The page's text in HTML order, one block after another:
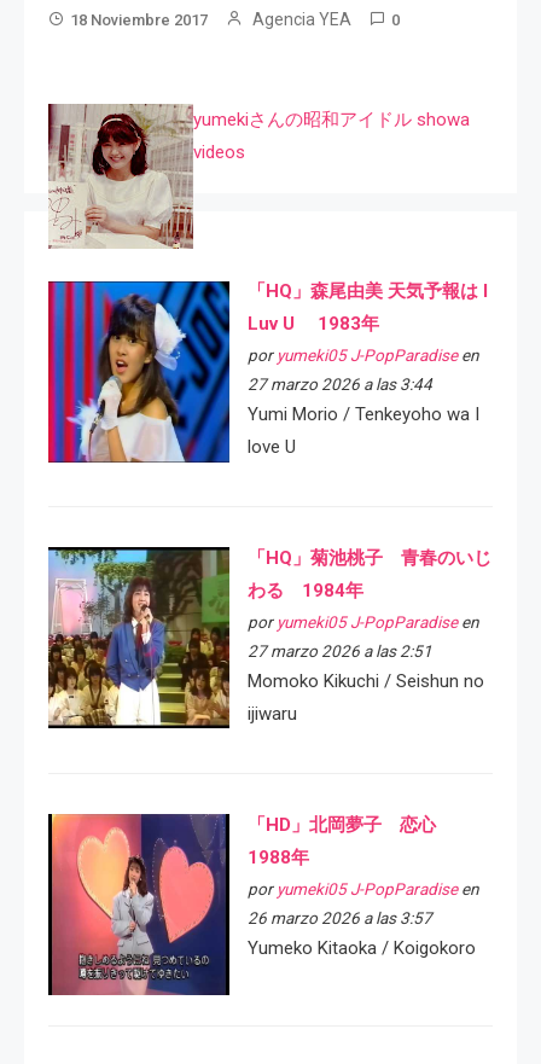
18 Noviembre 2017 Agencia YEA 0
yumekiさんの昭和アイドル showa
videos
「HQ」森尾由美 天気予報は I
Luv U 1983年
por yumeki05 J-PopParadiseen
27 marzo 2026 a las 3:44
Yumi Morio / Tenkeyoho wa I
love U
「HQ」菊池桃子 青春のいじ
わる 1984年
por yumeki05 J-PopParadiseen
27 marzo 2026 a las 2:51
Momoko Kikuchi / Seishun no
ijiwaru
「HD」北岡夢子 恋心
1988年
por yumeki05 J-PopParadiseen
26 marzo 2026 a las 3:57
Yumeko Kitaoka / Koigokoro